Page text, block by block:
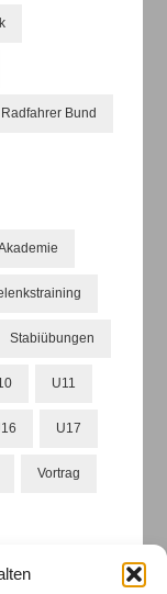
Bund
Stabiübungen
U11
U17
Vortrag